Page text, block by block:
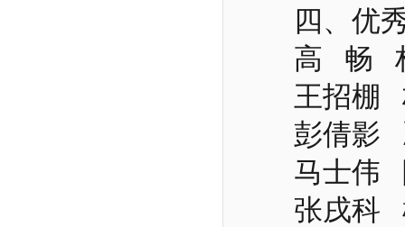
四、 优
高
畅
王招棚
彭倩影
马士伟
张戌科